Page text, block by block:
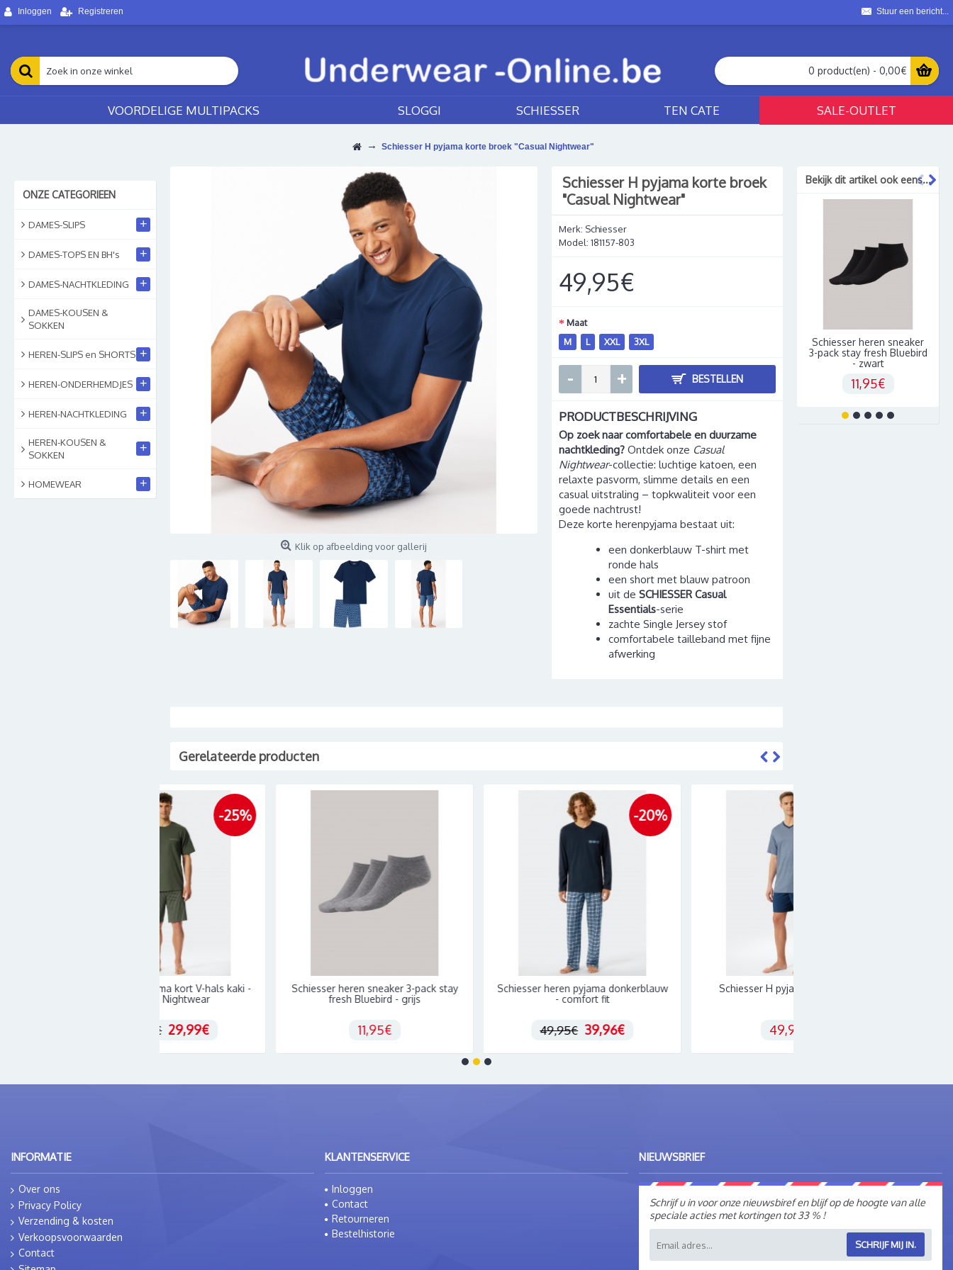
Inloggen Registreren Stuur een bericht...
0 product(en) - 0,00€
VOORDELIGE MULTIPACKS SLOGGI SCHIESSER TEN CATE SALE-OUTLET
Schiesser H pyjama korte broek "Casual Nightwear"
ONZE CATEGORIEEN
DAMES-SLIPS +
DAMES-TOPS EN BH's +
DAMES-NACHTKLEDING +
DAMES-KOUSEN &
SOKKEN
HEREN-SLIPS en SHORTS +
HEREN-ONDERHEMDJES +
HEREN-NACHTKLEDING +
HEREN-KOUSEN &
SOKKEN
+
HOMEWEAR +
Bekijk dit artikel ook eens...
Schiesser heren sneaker
3-pack stay fresh Bluebird
- zwart
11,95€
Klik op afbeelding voor gallerij
Schiesser H pyjama korte broek
"Casual Nightwear"
Merk: Schiesser
Model:181157-803
49,95€
Maat
M
L XXL 3XL
- + BESTELLEN
PRODUCTBESCHRIJVING
Op zoek naar comfortabele en duurzame
nachtkleding? Ontdek onze Casual
Nightwear-collectie: luchtige katoen, een
relaxte pasvorm, slimme details en een
casual uitstraling – topkwaliteit voor een
goede nachtrust!
Deze korte herenpyjama bestaat uit:
een donkerblauw T-shirt met
ronde hals
een short met blauw patroon
uit deSCHIESSER Casual
Essentials-serie
zachte Single Jersey stof
comfortabele tailleband met fijne
afwerking
Gerelateerde producten
-25%
Schiesser H pyjama kort V-hals kaki -
29,99€
Schiesser heren sneaker 3-pack stay
fresh Bluebird - grijs
-20%
Schiesser heren pyjama donkerblauw
- comfort fit
39,96€
Schiesser H pyjama kort V-hals
INFORMATIE
Over ons
Privacy Policy
Verzending & kosten
Verkoopsvoorwaarden
Contact
KLANTENSERVICE
Inloggen
Contact
Retourneren
Bestelhistorie
NIEUWSBRIEF
Schrijf u in voor onze nieuwsbiref en blijf op de hoogte van alle
speciale acties met kortingen tot 33 % !
SCHRIJF MIJ IN.